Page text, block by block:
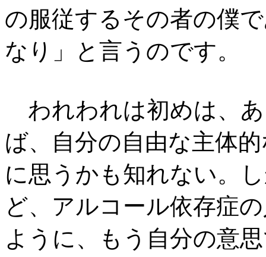
の服従するその者の僕
なり」と言うのです。
われわれは初めは、
ば、自分の自由な主体
に思うかも知れない。
ど、アルコール依存症
ように、もう自分の意